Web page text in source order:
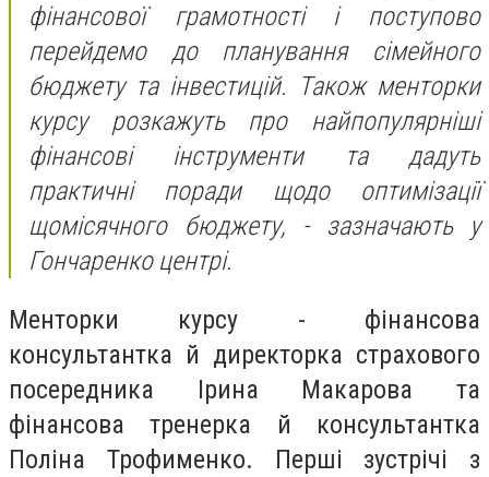
фінансової грамотності і поступово
перейдемо до планування сімейного
бюджету та інвестицій. Також менторки
курсу розкажуть про найпопулярніші
фінансові інструменти та дадуть
практичні поради щодо оптимізації
щомісячного бюджету, - зазначають у
Гончаренко центрі.
Менторки курсу - фінансова
консультантка й директорка страхового
посередника Ірина Макарова та
фінансова тренерка й консультантка
Поліна Трофименко. Перші зустрічі з